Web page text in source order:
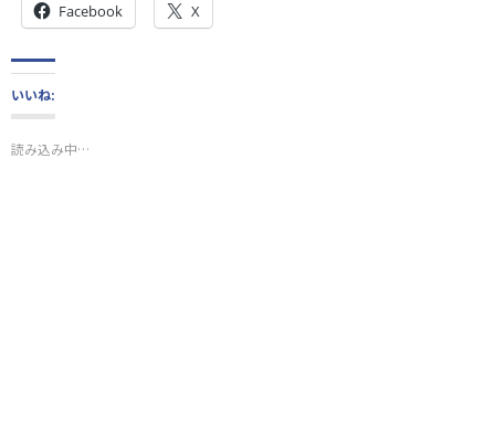
Facebook X
いいね:
読み込み中…